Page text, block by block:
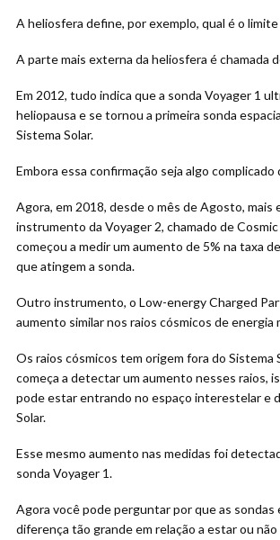
A heliosfera define, por exemplo, qual é o limite
A parte mais externa da heliosfera é chamada
Em 2012, tudo indica que a sonda Voyager 1
heliopausa e se tornou a primeira sonda
Sistema Solar.
Embora essa confirmação seja algo complicado
Agora, em 2018, desde o mês de Agosto, mais
instrumento da Voyager 2, chamado de
começou a medir um aumento de 5% na taxa
que atingem a sonda.
Outro instrumento, o Low-energy Charged
aumento similar nos raios cósmicos de energia
Os raios cósmicos tem origem fora do Sistema
começa a detectar um aumento nesses raios,
pode estar entrando no espaço interestelar e
Solar.
Esse mesmo aumento nas medidas foi
sonda Voyager 1.
Agora você pode perguntar por que as sondas
diferença tão grande em relação a estar ou não